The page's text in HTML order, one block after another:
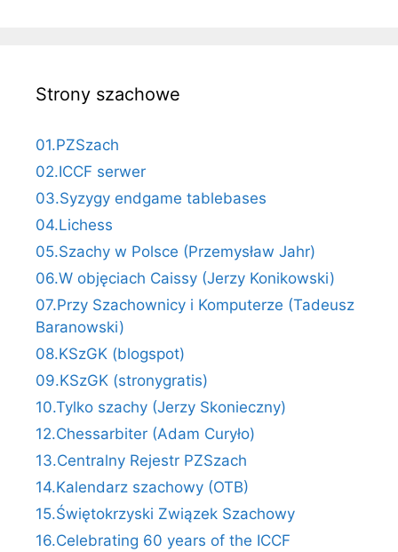
Strony szachowe
01.PZSzach
02.ICCF serwer
03.Syzygy endgame tablebases
04.Lichess
05.Szachy w Polsce (Przemysław Jahr)
06.W objęciach Caissy (Jerzy Konikowski)
07.Przy Szachownicy i Komputerze (Tadeusz
Baranowski)
08.KSzGK (blogspot)
09.KSzGK (stronygratis)
10.Tylko szachy (Jerzy Skonieczny)
12.Chessarbiter (Adam Curyło)
13.Centralny Rejestr PZSzach
14.Kalendarz szachowy (OTB)
15.Świętokrzyski Związek Szachowy
16.Celebrating 60 years of the ICCF